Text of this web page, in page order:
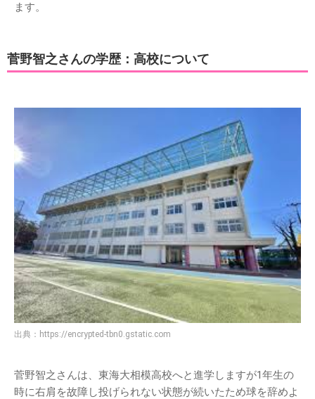
ます。
菅野智之さんの学歴：高校について
出典： https://encrypted-tbn0.gstatic.com
菅野智之さんは、東海大相模高校へと進学しますが1年生の
時に右肩を故障し投げられない状態が続いたため球を辞めよ